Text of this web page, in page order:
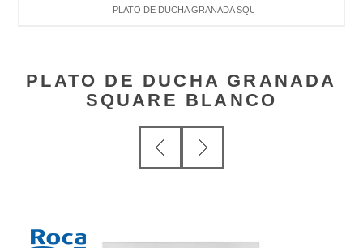
PLATO DE DUCHA GRANADA SQUARE BLANCO
PLATO DE DUCHA GRANADA
SQUARE BLANCO